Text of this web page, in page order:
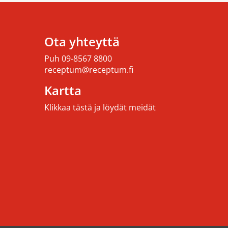
Ota yhteyttä
Puh 09-8567 8800
receptum@receptum.fi
Kartta
Klikkaa tästä ja löydät meidät